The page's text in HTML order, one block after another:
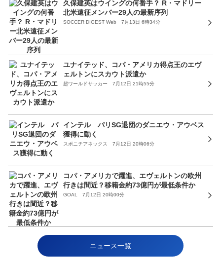
久保建英はウイングの何番手？ R・マドリー
北米遠征メンバー29人の最新序列
SOCCER DIGEST Web 7月13日 6時34分
ユナイテッド、コパ・アメリカ得点王のエヴ
ェルトンにスカウト派遣か
超ワールドサッカー 7月12日 21時55分
インテル パリSG退団のダニエウ・アウベス
獲得に動く
スポニチアネックス 7月12日 20時06分
コパ・アメリカで躍進、エヴェルトンの欧州
行きは間近？移籍金約73億円が最低条件か
GOAL 7月12日 20時00分
ニュース一覧